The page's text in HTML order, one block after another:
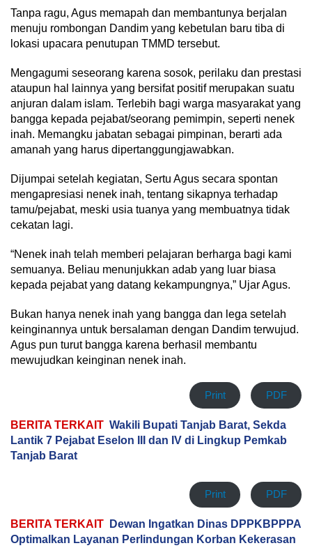
Tanpa ragu, Agus memapah dan membantunya berjalan
menuju rombongan Dandim yang kebetulan baru tiba di
lokasi upacara penutupan TMMD tersebut.
Mengagumi seseorang karena sosok, perilaku dan prestasi
ataupun hal lainnya yang bersifat positif merupakan suatu
anjuran dalam islam. Terlebih bagi warga masyarakat yang
bangga kepada pejabat/seorang pemimpin, seperti nenek
inah. Memangku jabatan sebagai pimpinan, berarti ada
amanah yang harus dipertanggungjawabkan.
Dijumpai setelah kegiatan, Sertu Agus secara spontan
mengapresiasi nenek inah, tentang sikapnya terhadap
tamu/pejabat, meski usia tuanya yang membuatnya tidak
cekatan lagi.
“Nenek inah telah memberi pelajaran berharga bagi kami
semuanya. Beliau menunjukkan adab yang luar biasa
kepada pejabat yang datang kekampungnya,” Ujar Agus.
Bukan hanya nenek inah yang bangga dan lega setelah
keinginannya untuk bersalaman dengan Dandim terwujud.
Agus pun turut bangga karena berhasil membantu
mewujudkan keinginan nenek inah.
Print PDF
BERITA TERKAIT Wakili Bupati Tanjab Barat, Sekda
Lantik 7 Pejabat Eselon III dan IV di Lingkup Pemkab
Tanjab Barat
Print PDF
BERITA TERKAIT
Dewan Ingatkan Dinas DPPKBPPPA
Optimalkan Layanan Perlindungan Korban Kekerasan